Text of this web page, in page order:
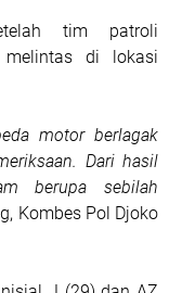
tim patroli
melintas di lokasi
motor berlagak
Dari hasil
berupa sebilah
Kombes Pol Djoko